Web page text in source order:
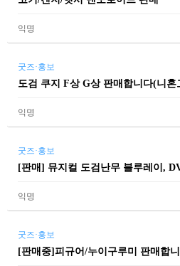
익명
굿즈·홍보
도검 쿠지 F상 G상 판매합니다(니혼
익명
굿즈·홍보
[판매] 뮤지컬 도검난무 블루레이,
익명
굿즈·홍보
[판매중]피규어/누이구루미 판매합